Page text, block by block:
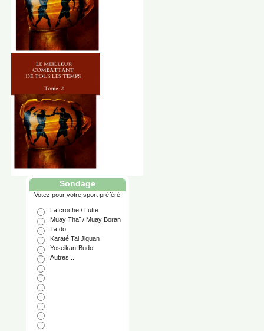
Sondage
Votez pour votre sport préféré
La croche / Lutte
Muay Thaï / Muay Boran
Taïdo
Karaté Tai Jiquan
Yoseikan-Budo
Autres...